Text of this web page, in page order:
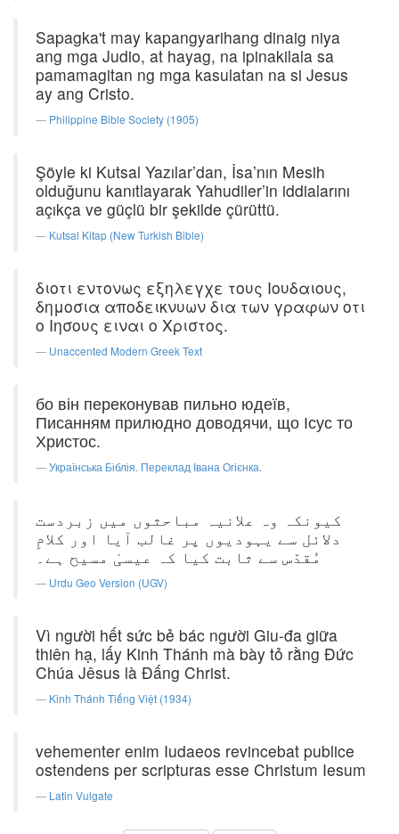
Sapagka't may kapangyarihang dinaig niya
ang mga Judio, at hayag, na ipinakilala sa
pamamagitan ng mga kasulatan na si Jesus
ay ang Cristo.
Philippine Bible Society (1905)
Şöyle ki Kutsal Yazılar’dan, İsa’nın Mesih
olduğunu kanıtlayarak Yahudiler’in iddialarını
açıkça ve güçlü bir şekilde çürüttü.
Kutsal Kitap (New Turkish Bible)
διοτι εντονως εξηλεγχε τους Ιουδαιους,
δημοσια αποδεικνυων δια των γραφων οτι
ο Ιησους ειναι ο Χριστος.
Unaccented Modern Greek Text
бо він переконував пильно юдеїв,
Писанням прилюдно доводячи, що Ісус то
Христос.
Українська Біблія. Переклад Івана Огієнка.
کیونکہ وہ علانیہ مباحثوں میں زبردست
دلائل سے یہودیوں پر غالب آیا اور کلامِ
مُقدّس سے ثابت کیا کہ عیسیٰ مسیح ہے۔
Urdu Geo Version (UGV)
Vì người hết sức bẻ bác người Giu-đa giữa
thiên hạ, lấy Kinh Thánh mà bày tỏ rằng Ðức
Chúa Jêsus là Ðấng Christ.
Kinh Thánh Tiếng Việt (1934)
vehementer enim Iudaeos revincebat publice
ostendens per scripturas esse Christum Iesum
Latin Vulgate